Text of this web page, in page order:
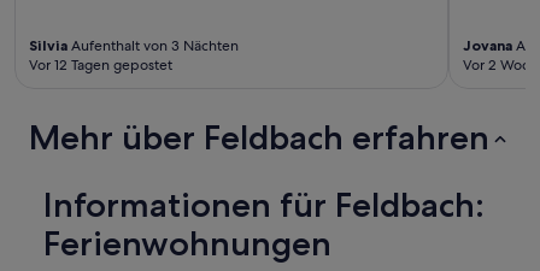
Silvia Aufenthalt von 3 Nächten
Vor 12 Tagen gepostet
Jovana
Vor 2
Mehr über Feldbach erfahren
Informationen für Feldbach:
Ferienwohnungen